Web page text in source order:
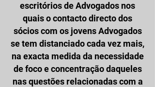
escritórios de Advogados nos
quais o contacto directo dos
sócios com os jovens Advogados
se tem distanciado cada vez mais,
na exacta medida da necessidade
de foco e concentração daqueles
nas questões relacionadas com a